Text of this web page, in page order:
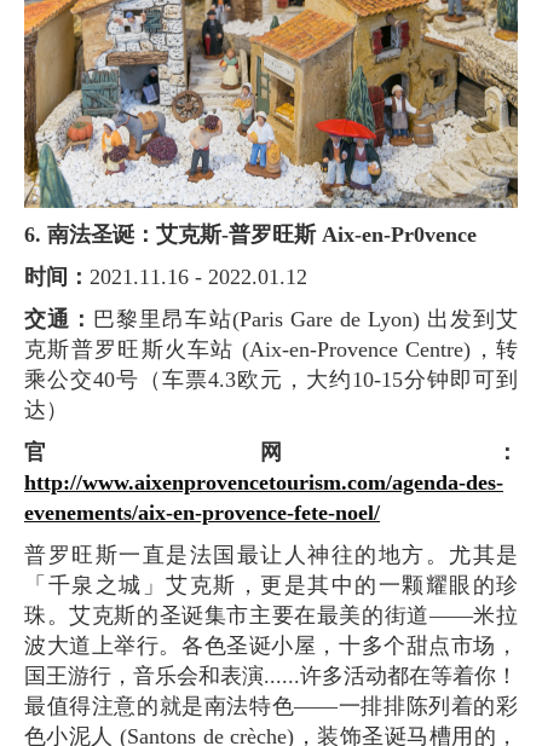
6. 南法圣诞：艾克斯-普罗旺斯 Aix-en-Pr0vence
时间： 2021.11.16 - 2022.01.12
交通： 巴黎里昂车站(Paris Gare de Lyon) 出发到艾
克斯普罗旺斯火车站 (Aix-en-Provence Centre)，转
乘公交40号（车票4.3欧元，大约10-15分钟即可到
达）
官网：
http://www.aixenprovencetourism.com/agenda-des-
evenements/aix-en-provence-fete-noel/
普罗旺斯一直是法国最让人神往的地方。尤其是
「千泉之城」艾克斯，更是其中的一颗耀眼的珍
珠。艾克斯的圣诞集市主要在最美的街道——米拉
波大道上举行。各色圣诞小屋，十多个甜点市场，
国王游行，音乐会和表演......许多活动都在等着你！
最值得注意的就是南法特色——一排排陈列着的彩
色小泥人 (Santons de crèche)，装饰圣诞马槽用的，